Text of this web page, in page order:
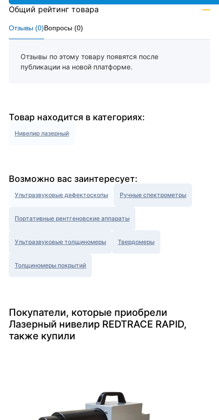
Отзывы (0)Вопросы (0)
Отзывы по этому товару появятся после
публикации на новой платформе.
Общий рейтинг товара —
Товар находится в категориях:
Нивелир лазерный
Возможно вас заинтересует:
Ультразвуковые дефектоскопы Ручные спектрометры
Портативные рентгеновские аппараты
Ультразвуковые толщиномеры Твердомеры
Толщиномеры покрытий
Покупатели, которые приобрели
Лазерный нивелир REDTRACE RAPID,
также купили